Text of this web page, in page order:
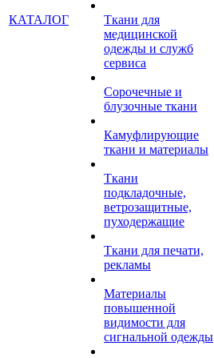
КАТАЛОГ
Ткани для
медицинской
одежды и служб
сервиса
Сорочечные и
блузочные ткани
Камуфлирующие
ткани и материалы
Ткани
подкладочные,
ветрозащитные,
пуходержащие
Ткани для печати,
рекламы
Материалы
повышенной
видимости для
сигнальной одежды